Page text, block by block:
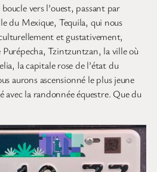
vers l’ouest, passant par
du Mexique, Tequila, qui nous
et gustativement,
Tzintzuntzan, la ville où
la capitale rose de l’état du
aurons ascensionné le plus jeune
avec la randonnée équestre. Que du